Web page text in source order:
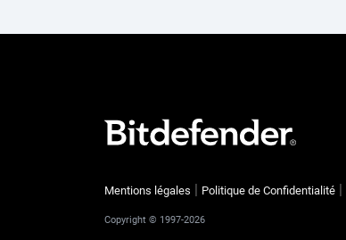
Mentions légales Politique de Confidentialité
Copyright © 1997-2026